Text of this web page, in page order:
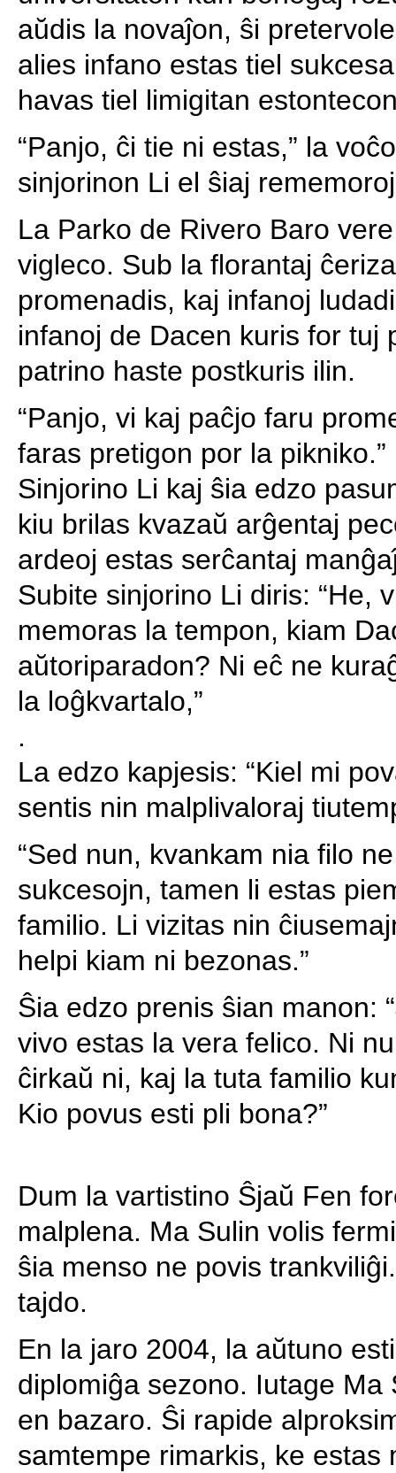
aŭdis la novaĵon, ŝi
alies infano estas tiel
havas tiel limigitan
“Panjo, ĉi tie ni estas,” la
sinjorinon Li el ŝiaj
La Parko de Rivero Baro
vigleco. Sub la florantaj
promenadis, kaj infanoj
infanoj de Dacen kuris for tuj
patrino haste postkuris ilin.
“Panjo, vi kaj paĉjo faru
faras pretigon por la pikniko.”
Sinjorino Li kaj ŝia edzo
kiu brilas kvazaŭ arĝentaj
ardeoj estas serĉantaj
Subite sinjorino Li diris: “He,
memoras la tempon, kiam
aŭtoriparadon? Ni eĉ ne
la loĝkvartalo,”
.
La edzo kapjesis: “Kiel mi
sentis nin malplivaloraj
“Sed nun, kvankam nia filo
sukcesojn, tamen li estas
familio. Li vizitas nin
helpi kiam ni bezonas.”
Ŝia edzo prenis ŝian manon:
vivo estas la vera felico. Ni
ĉirkaŭ ni, kaj la tuta familio
Kio povus esti pli bona?”
Dum la vartistino Ŝjaŭ Fen
malplena. Ma Sulin volis
ŝia menso ne povis
tajdo.
En la jaro 2004, la aŭtuno
diplomiĝa sezono. Iutage Ma
en bazaro. Ŝi rapide
samtempe rimarkis, ke estas